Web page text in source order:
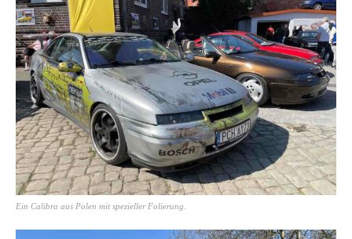
Ein Calibra aus Polen mit spezieller Folierung.